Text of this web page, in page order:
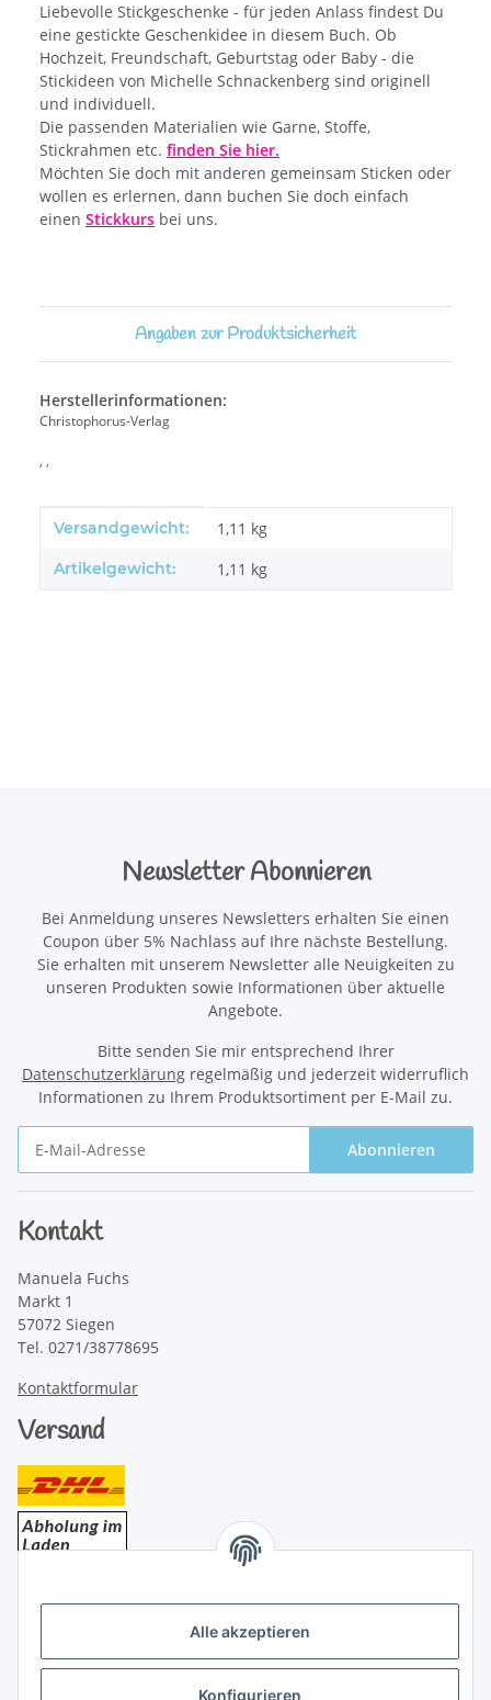
Alle akzeptieren
Konfigurieren
Liebevolle Stickgeschenke - für jeden Anlass findest Du
eine gestickte Geschenkidee in diesem Buch. Ob
Hochzeit, Freundschaft, Geburtstag oder Baby - die
Stickideen von Michelle Schnackenberg sind originell
und individuell.
Die passenden Materialien wie Garne, Stoffe,
Stickrahmen etc. finden Sie hier.
Möchten Sie doch mit anderen gemeinsam Sticken oder
wollen es erlernen, dann buchen Sie doch einfach
einen Stickkurs bei uns.
Angaben zur Produktsicherheit
Herstellerinformationen:
Christophorus-Verlag
, ,
Produkteigenschaft
Wert
Versandgewicht: 1,11 kg
Artikelgewicht: 1,11 kg
Newsletter Abonnieren
Bei Anmeldung unseres Newsletters erhalten Sie einen
Coupon über 5% Nachlass auf Ihre nächste Bestellung.
Sie erhalten mit unserem Newsletter alle Neuigkeiten zu
unseren Produkten sowie Informationen über aktuelle
Angebote.
Bitte senden Sie mir entsprechend Ihrer
Datenschutzerklärung regelmäßig und jederzeit widerruflich
Informationen zu Ihrem Produktsortiment per E-Mail zu.
Abonnieren
Kontakt
Manuela Fuchs
Markt 1
57072 Siegen
Tel. 0271/38778695
Kontaktformular
Versand